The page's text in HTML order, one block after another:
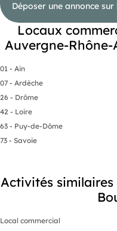
Déposer une annonce
Locaux
Auvergne-
01 - Ain
07 - Ardèche
26 - Drôme
42 - Loire
63 - Puy-de-Dôme
73 - Savoie
Activités
Local commercial